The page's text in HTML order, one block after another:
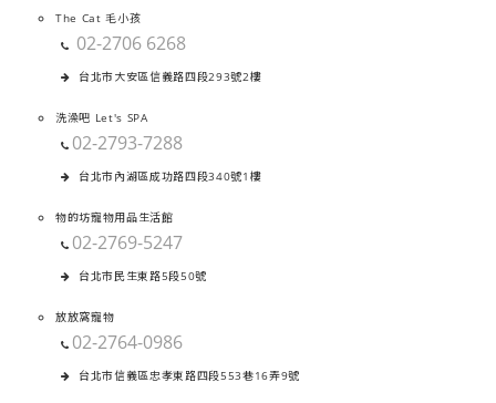
The Cat 毛小孩
02-2706 6268
台北市大安區信義路四段293號2樓
洗澡吧 Let's SPA
02-2793-7288
台北市內湖區成功路四段340號1樓
物的坊寵物用品生活館
02-2769-5247
台北市民生東路5段50號
放放窩寵物
02-2764-0986
台北市信義區忠孝東路四段553巷16弄9號